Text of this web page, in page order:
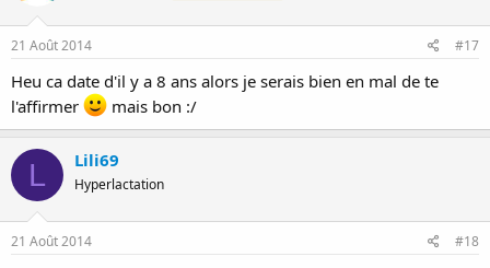
21 Août 2014 #17
Heu ca date d'il y a 8 ans alors je serais bien en mal de te
l'affirmer
mais bon :/
L Lili69
Hyperlactation
21 Août 2014 #18